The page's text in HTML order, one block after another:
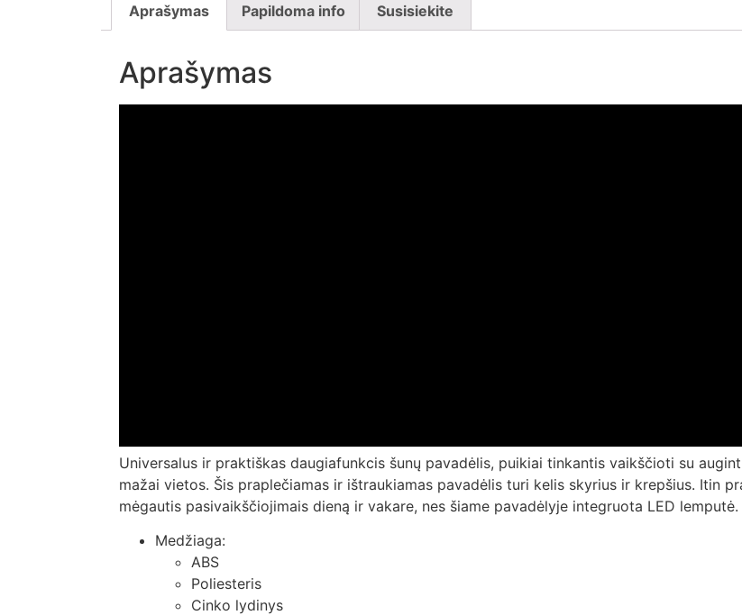
Aprašymas Papildoma info Susisiekite
Aprašymas
Universalus ir praktiškas daugiafunkcis šunų pavadėlis, puikiai tinkantis vaikščioti su
mažai vietos. Šis praplečiamas ir ištraukiamas pavadėlis turi kelis skyrius ir krepšius. Itin
mėgautis pasivaikščiojimais dieną ir vakare, nes šiame pavadėlyje integruota LED lemputė.
Medžiaga:
ABS
Poliesteris
Cinko lydinys